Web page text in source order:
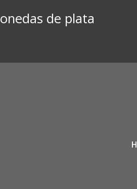
de plata